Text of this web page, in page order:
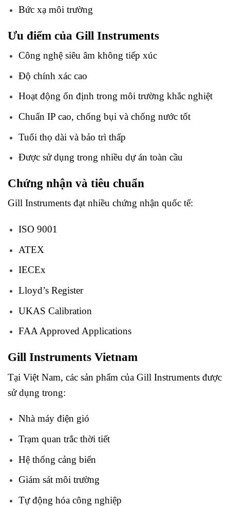
Bức xạ môi trường
Ưu điểm của Gill Instruments
Công nghệ siêu âm không tiếp xúc
Độ chính xác cao
Hoạt động ổn định trong môi trường khắc nghiệt
Chuẩn IP cao, chống bụi và chống nước tốt
Tuổi thọ dài và bảo trì thấp
Được sử dụng trong nhiều dự án toàn cầu
Chứng nhận và tiêu chuẩn
Gill Instruments đạt nhiều chứng nhận quốc tế:
ISO 9001
ATEX
IECEx
Lloyd’s Register
UKAS Calibration
FAA Approved Applications
Gill Instruments Vietnam
Tại Việt Nam, các sản phẩm của Gill Instruments được
sử dụng trong:
Nhà máy điện gió
Trạm quan trắc thời tiết
Hệ thống cảng biển
Giám sát môi trường
Tự động hóa công nghiệp